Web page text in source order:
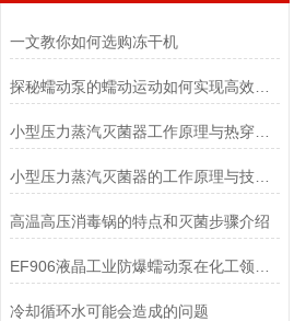
一文教你如何选购冻干机
小型压力蒸汽灭菌器工作原理与热穿透性分析
小型压力蒸汽灭菌器的工作原理与技术优势概述
高温高压消毒锅的特点和灭菌步骤介绍
冷却循环水可能会造成的问题